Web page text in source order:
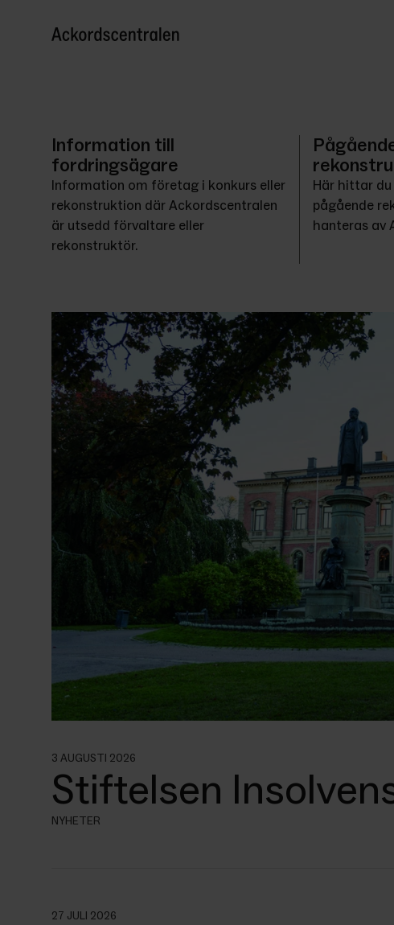
Information till
fordringsägare
Information om företag i konkurs eller
rekonstruktion där Ackordscentralen
är utsedd förvaltare eller
rekonstruktör.
Här hittar
pågående
hanteras av
3 AUGUSTI 2026
Stiftelsen
NYHETER
27 JULI 2026